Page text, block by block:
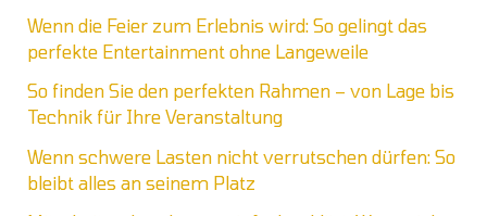
Wenn die Feier zum Erlebnis wird: So gelingt das
perfekte Entertainment ohne Langeweile
So finden Sie den perfekten Rahmen – von Lage bis
Technik für Ihre Veranstaltung
Wenn schwere Lasten nicht verrutschen dürfen: So
bleibt alles an seinem Platz